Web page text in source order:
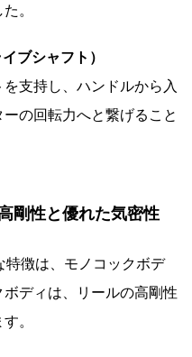
。
ブシャフト）
支持し、ハンドルから入
の回転力へと繋げること
剛性と優れた気密性
徴は、モノコックボデ
ディは、リールの高剛性
。